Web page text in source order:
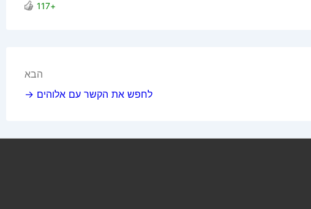
+117
הבא
לחפש את הקשר עם אלוהים →